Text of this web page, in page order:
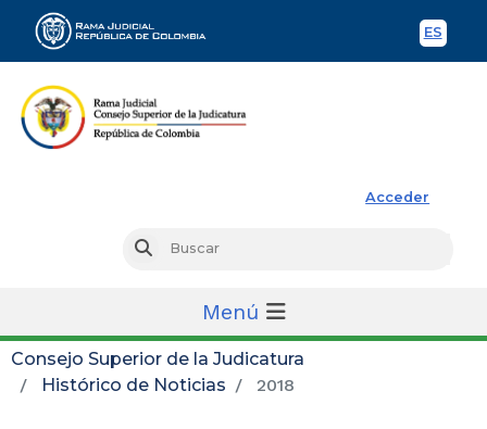
ES
Acceder
Buscar
Menú
Consejo Superior de la Judicatura
Histórico de Noticias
2018